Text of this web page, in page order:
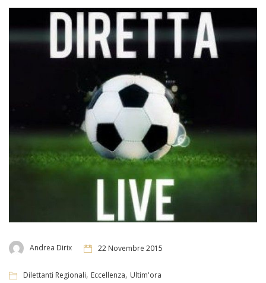
Andrea Dirix 22 Novembre 2015
Dilettanti Regionali, Eccellenza, Ultim'ora